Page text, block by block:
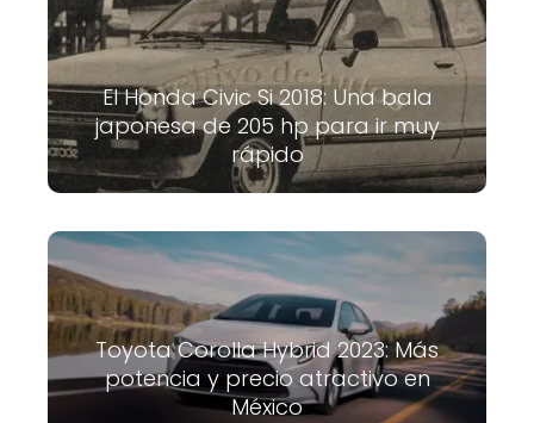
El Honda Civic Si 2018: Una bala
japonesa de 205 hp para ir muy
rápido
Toyota Corolla Hybrid 2023: Más
potencia y precio atractivo en
México